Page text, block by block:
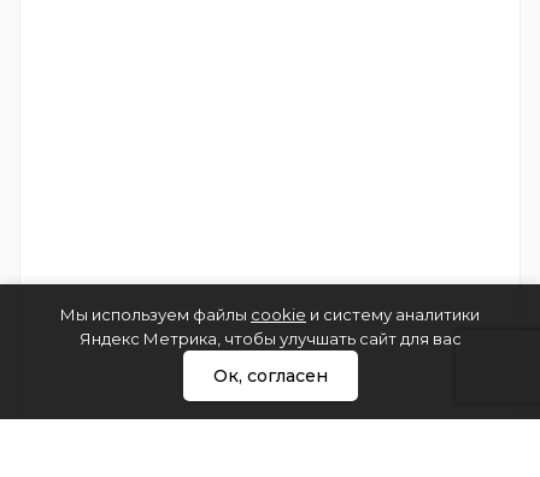
Мы используем файлы cookie и систему аналитики
Яндекс Метрика, чтобы улучшать сайт для вас
Ок, согласен